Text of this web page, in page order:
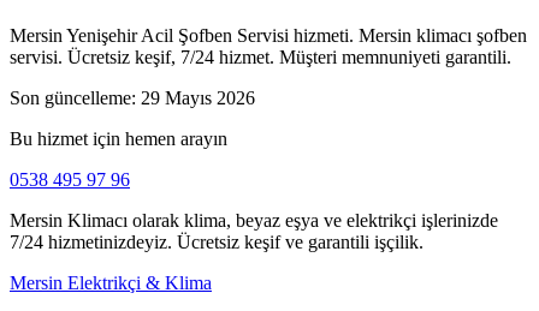
Mersin Yenişehir Acil Şofben Servisi hizmeti. Mersin klimacı şofben
servisi. Ücretsiz keşif, 7/24 hizmet. Müşteri memnuniyeti garantili.
Son güncelleme: 29 Mayıs 2026
Bu hizmet için hemen arayın
0538 495 97 96
Mersin Klimacı olarak klima, beyaz eşya ve elektrikçi işlerinizde
7/24 hizmetinizdeyiz. Ücretsiz keşif ve garantili işçilik.
Mersin Elektrikçi & Klima